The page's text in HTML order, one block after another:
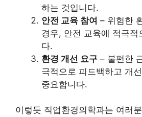
하는 것입니다.
안전 교육 참여 – 위험한
경우, 안전 교육에 적극적
다.
환경 개선 요구 – 불편한
극적으로 피드백하고 개
중요합니다.
이렇듯 직업환경의학과는 여러